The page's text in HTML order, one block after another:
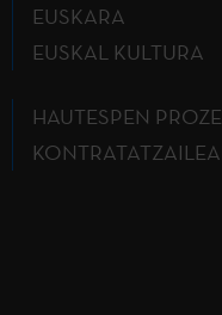
EUSKARA
EUSKAL KULTURA
HAUTESPEN